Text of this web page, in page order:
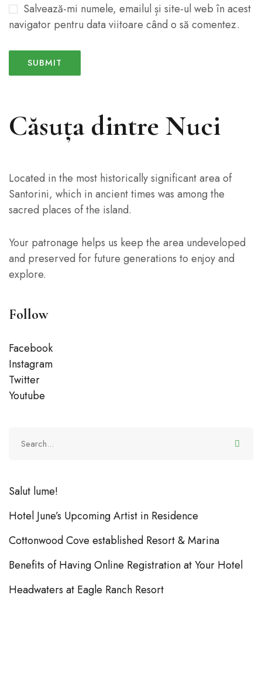
Salvează-mi numele, emailul și site-ul web în acest
navigator pentru data viitoare când o să comentez.
Căsuța dintre Nuci
Located in the most historically significant area of
Santorini, which in ancient times was among the
sacred places of the island.
Your patronage helps us keep the area undeveloped
and preserved for future generations to enjoy and
explore.
Follow
Facebook
Instagram
Twitter
Youtube
for:
Salut lume!
Hotel June’s Upcoming Artist in Residence
Cottonwood Cove established Resort & Marina
Benefits of Having Online Registration at Your Hotel
Headwaters at Eagle Ranch Resort